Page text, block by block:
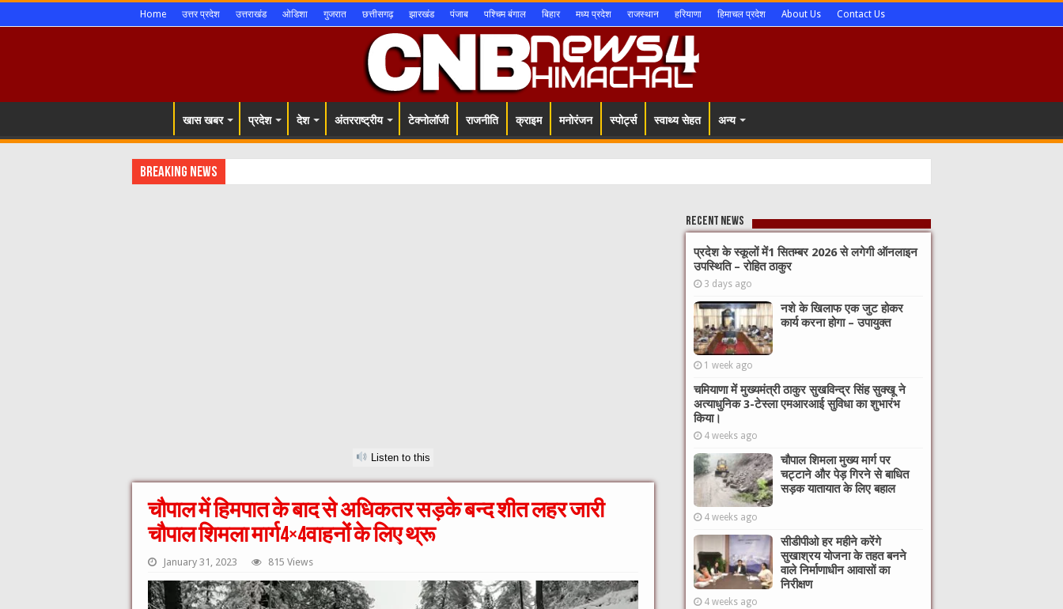
Home उत्तर प्रदेश उत्तराखंड ओडिशा गुजरात छत्तीसगढ़ झारखंड पंजाब पश्चिम बंगाल बिहार मध्य प्रदेश राजस्थान हरियाणा हिमाचल प्रदेश About Us Contact Us
खास खबर प्रदेश देश अंतरराष्ट्रीय टेक्नोलॉजी राजनीति क्राइम मनोरंजन स्पोर्ट्स स्वाथ्य सेहत अन्य
Breaking News
Listen to this
चौपाल में हिमपात के बाद से अधिकतर सड़के बन्द शीत लहर जारी
चौपाल शिमला मार्ग4×4वाहनों के लिए थ्रू
January 31, 2023 815 Views
Recent News
प्रदेश के स्कूलों में1 सितम्बर 2026 से लगेगी ऑनलाइन
उपस्थिति – रोहित ठाकुर
3 days ago
नशे के खिलाफ एक जुट होकर
कार्य करना होगा – उपायुक्त
1 week ago
चमियाणा में मुख्यमंत्री ठाकुर सुखविन्द्र सिंह सुक्खू ने
अत्याधुनिक 3-टेस्ला एमआरआई सुविधा का शुभारंभ
किया।
4 weeks ago
चौपाल शिमला मुख्य मार्ग पर
चट्टाने और पेड़ गिरने से बाधित
सड़क यातायात के लिए बहाल
4 weeks ago
सीडीपीओ हर महीने करेंगे
सुखाश्रय योजना के तहत बनने
वाले निर्माणाधीन आवासों का
निरीक्षण
4 weeks ago